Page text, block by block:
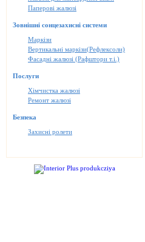
Паперові жалюзі
Зовнішні сонцезахисні системи
Маркізи
Вертикальні маркізи(Рефлексоли)
Фасадні жалюзі (Рафштори т.і.)
Послуги
Хімчистка жалюзі
Ремонт жалюзі
Безпека
Захисні ролети